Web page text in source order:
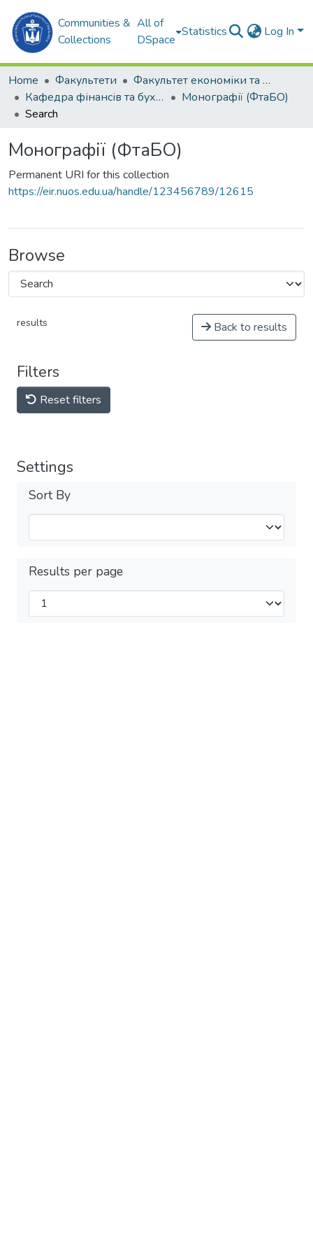
Communities &
Collections
All of
DSpace
Statistics Log In
Home Факультети
Факультет економіки та екології моря (ФЕЕМ)
Кафедра фінансів та бухгалтерського обліку (ФтаБО)
Монографії (ФтаБО)
Search
Монографії (ФтаБО)
Permanent URI for this collection
https://eir.nuos.edu.ua/handle/123456789/12615
Browse
results Back to results
Filters
Reset filters
Settings
Sort By
Results per page